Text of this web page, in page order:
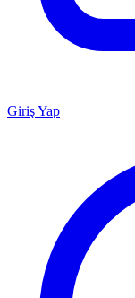
Giriş Yap